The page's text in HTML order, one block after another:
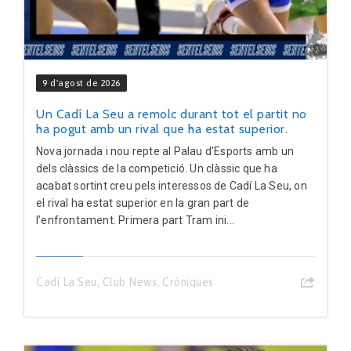
9 d'agost de 2026
Un Cadí La Seu a remolc durant tot el partit no
ha pogut amb un rival que ha estat superior.
Nova jornada i nou repte al Palau d’Esports amb un
dels clàssics de la competició. Un clàssic que ha
acabat sortint creu pels interessos de Cadí La Seu, on
el rival ha estat superior en la gran part de
l’enfrontament. Primera part Tram ini...
Cadí La Seu, Club News, Cròniques